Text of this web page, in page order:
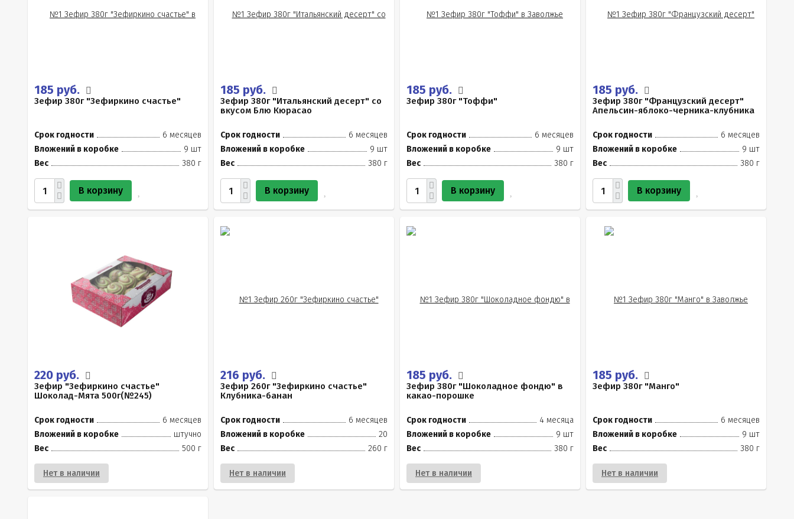
185 руб.
Зефир 380г "Зефиркино счастье"
Срок годности
6 месяцев
Вложений в коробке
9 шт
Вес
380 г
В корзину
185 руб.
Зефир 380г "Итальянский десерт" со
вкусом Блю Кюрасао
Срок годности
6 месяцев
Вложений в коробке
9 шт
Вес
380 г
В корзину
185 руб.
Зефир 380г "Тоффи"
Срок годности
6 месяцев
Вложений в коробке
9 шт
Вес
380 г
В корзину
185 руб.
Зефир 380г "Французский десерт"
Апельсин-яблоко-черника-клубника
Срок годности
6 месяцев
Вложений в коробке
9 шт
Вес
380 г
В корзину
220 руб.
Зефир "Зефиркино счастье"
Шоколад-Мята 500г(№245)
Срок годности
6 месяцев
Вложений в коробке
штучно
Вес
500 г
Нет в наличии
216 руб.
Зефир 260г "Зефиркино счастье"
Клубника-банан
Срок годности
6 месяцев
Вложений в коробке
20
Вес
260 г
Нет в наличии
185 руб.
Зефир 380г "Шоколадное фондю" в
какао-порошке
Срок годности
4 месяца
Вложений в коробке
9 шт
Вес
380 г
Нет в наличии
185 руб.
Зефир 380г "Манго"
Срок годности
6 месяцев
Вложений в коробке
9 шт
Вес
380 г
Нет в наличии